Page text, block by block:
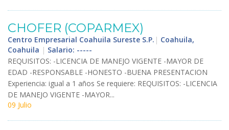
CHOFER (COPARMEX)
Centro Empresarial Coahuila Sureste S.P. | Coahuila,
Coahuila | Salario: -----
REQUISITOS: -LICENCIA DE MANEJO VIGENTE -MAYOR DE
EDAD -RESPONSABLE -HONESTO -BUENA PRESENTACION
Experiencia: igual a 1 años Se requiere: REQUISITOS: -LICENCIA
DE MANEJO VIGENTE -MAYOR...
09 Julio